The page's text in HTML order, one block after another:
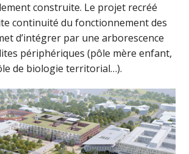
construite. Le projet recréé
continuité du fonctionnement des
d’intégrer par une arborescence
périphériques (pôle mère enfant,
de biologie territorial…).